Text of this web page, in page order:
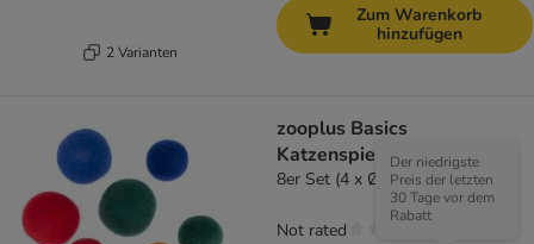
2 Varianten
Zum Warenkorb
hinzufügen
zooplus Basics
Katzenspielzeug Filzbälle
8er Set (4 x Ø 4 cm, 4 x Ø 3 cm)
Der niedrigste
Preis der letzten
30 Tage vor dem
Rabatt
Not rated